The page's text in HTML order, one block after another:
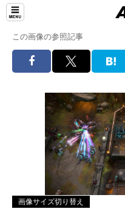
この画像の参照記事
画像サイズ切り替え